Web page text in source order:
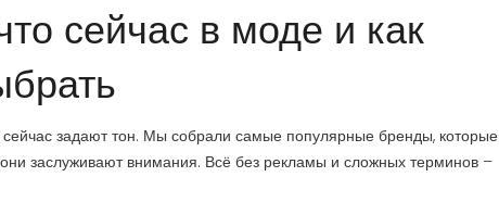
сейчас в моде и как
сейчас задают тон. Мы собрали самые популярные бренды, которые
заслуживают внимания. Всё без рекламы и сложных терминов –